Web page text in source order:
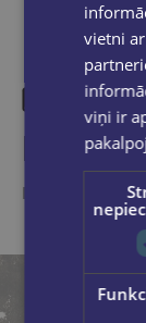
Ieskaties,
vietni
viņi ir